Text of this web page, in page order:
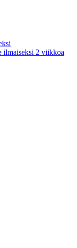
ilmaiseksi 2 viikkoa